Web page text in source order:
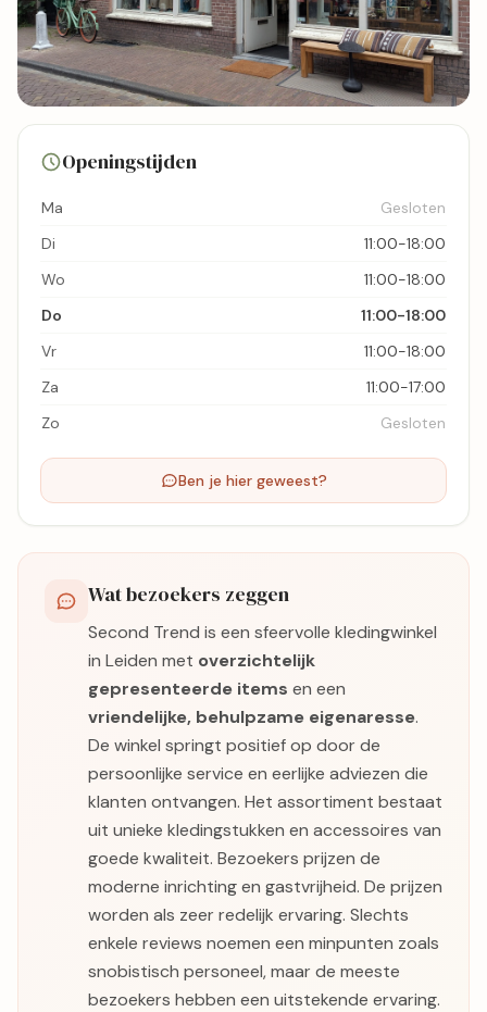
Bekijk kaart
Openingstijden
Ma
Gesloten
Di
11:00-18:00
Wo
11:00-18:00
Do
11:00-18:00
Vr
11:00-18:00
Za
11:00-17:00
Zo
Gesloten
Ben je hier geweest?
Wat bezoekers zeggen
Second Trend is een sfeervolle kledingwinkel
in Leiden met overzichtelijk
gepresenteerde items en een
vriendelijke, behulpzame eigenaresse.
De winkel springt positief op door de
persoonlijke service en eerlijke adviezen die
klanten ontvangen. Het assortiment bestaat
uit unieke kledingstukken en accessoires van
goede kwaliteit. Bezoekers prijzen de
moderne inrichting en gastvrijheid. De prijzen
worden als zeer redelijk ervaring. Slechts
enkele reviews noemen een minpunten zoals
snobistisch personeel, maar de meeste
bezoekers hebben een uitstekende ervaring.